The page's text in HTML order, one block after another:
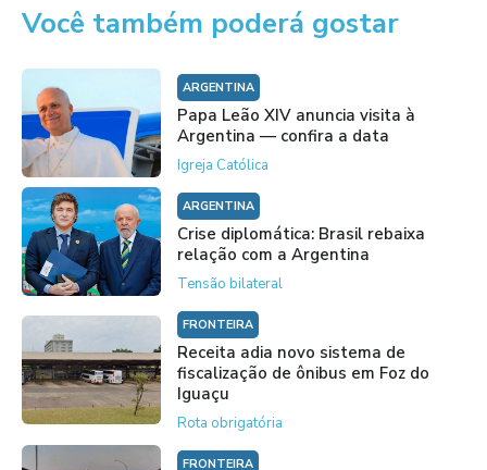
Você também poderá gostar
ARGENTINA
Papa Leão XIV anuncia visita à
Argentina — confira a data
Igreja Católica
ARGENTINA
Crise diplomática: Brasil rebaixa
relação com a Argentina
Tensão bilateral
FRONTEIRA
Receita adia novo sistema de
fiscalização de ônibus em Foz do
Iguaçu
Rota obrigatória
FRONTEIRA